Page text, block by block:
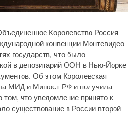
Королевство Россия
конвенции Монтевидео
государств, что было
в депозитарий ООН в Нью-Йорке
Об этом Королевская
МИД и Минюст РФ и получила
том, что уведомление принято к
существование в России второй